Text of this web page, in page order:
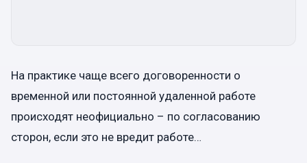
На практике чаще всего договоренности о
временной или постоянной удаленной работе
происходят неофициально – по согласованию
сторон, если это не вредит работе…